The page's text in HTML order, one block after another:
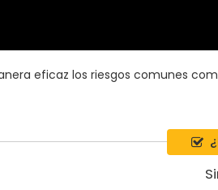
eficaz los riesgos comunes